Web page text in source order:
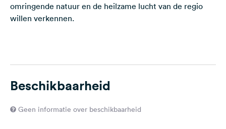
omringende natuur en de heilzame lucht van de regio
willen verkennen.
Beschikbaarheid
Geen informatie over beschikbaarheid